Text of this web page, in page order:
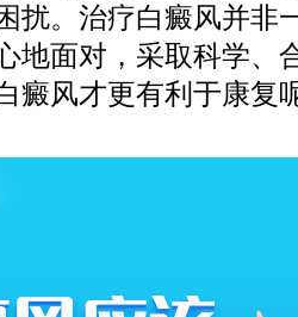
扰。治疗白癜风并非
地面对，采取科学、
癜风才更有利于康复